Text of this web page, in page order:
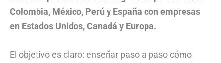
Colombia, México, Perú y España con empresas
en Estados Unidos, Canadá y Europa.
El objetivo es claro: enseñar paso a paso cómo